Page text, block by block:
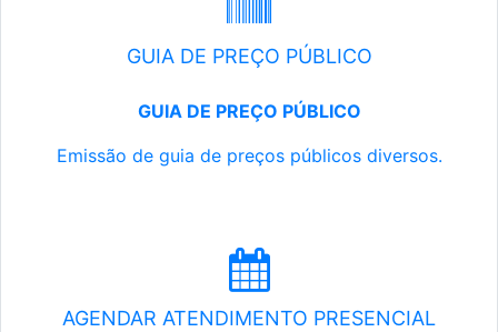
GUIA DE PREÇO PÚBLICO
GUIA DE PREÇO PÚBLICO
Emissão de guia de preços públicos diversos.
AGENDAR ATENDIMENTO PRESENCIAL